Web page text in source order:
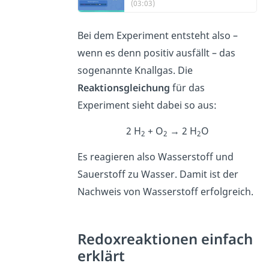
(03:03)
Bei dem Experiment entsteht also –
wenn es denn positiv ausfällt – das
sogenannte Knallgas. Die
Reaktionsgleichung für das
Experiment sieht dabei so aus:
2 H2 + O2 → 2 H2O
Es reagieren also Wasserstoff und
Sauerstoff zu Wasser. Damit ist der
Nachweis von Wasserstoff erfolgreich.
Redoxreaktionen einfach
erklärt